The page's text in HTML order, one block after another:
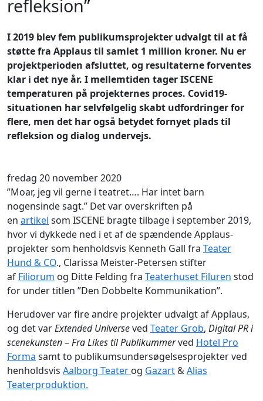
refleksion”
I 2019 blev fem publikumsprojekter udvalgt til at få
støtte fra Applaus til samlet 1 million kroner. Nu er
projektperioden afsluttet, og resultaterne forventes
klar i det nye år. I mellemtiden tager ISCENE
temperaturen på projekternes proces. Covid19-
situationen har selvfølgelig skabt udfordringer for
flere, men det har også betydet fornyet plads til
refleksion og dialog undervejs.
fredag 20 november 2020
”Moar, jeg vil gerne i teatret…. Har intet barn
nogensinde sagt.” Det var overskriften på
en artikel som ISCENE bragte tilbage i september 2019,
hvor vi dykkede ned i et af de spændende Applaus-
projekter som henholdsvis Kenneth Gall fra Teater
Hund & CO., Clarissa Meister-Petersen stifter
af Filiorum og Ditte Felding fra Teaterhuset Filuren stod
for under titlen ”Den Dobbelte Kommunikation”.
Herudover var fire andre projekter udvalgt af Applaus,
og det varExtended Universeved Teater Grob, Digital PR i
scenekunsten – Fra Likes til Publikummerved Hotel Pro
Forma samt to publikumsundersøgelsesprojekter ved
henholdsvis Aalborg Teater og Gazart&Alias
Teaterproduktion.